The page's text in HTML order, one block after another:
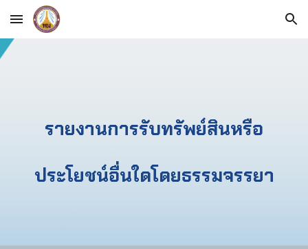
Skip to main content Skip to navigation
รายงานการรับทรัพย์สินหรือ
ประโยชน์อื่นใดโดยธรรมจรรยา